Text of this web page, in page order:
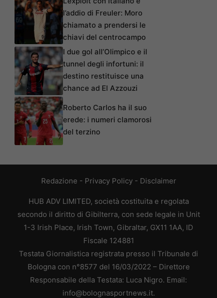
l’addio di Freuler: Moro
chiamato a prendersi le
chiavi del centrocampo
I due gol all’Olimpico e il
tunnel degli infortuni: il
destino restituisce una
chance ad El Azzouzi
Roberto Carlos ha il suo
erede: i numeri clamorosi
del terzino
Redazione - Privacy Policy- Disclaimer
HUB ADV LIMITED, società costituita e regolata
secondo il diritto di Gibilterra, con sede legale in Unit
1-3 Irish Place, Irish Town, Gibraltar, GX11 1AA, ID
Fiscale 124881
Testata Giornalistica registrata presso il Tribunale di
Bologna con n°8577 del 16/03/2022 – Direttore
Responsabile della Testata: Luca Nigro. Email:
info@bolognasportnews.it.